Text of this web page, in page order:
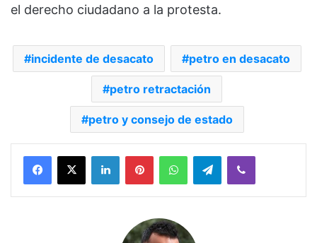
el derecho ciudadano a la protesta.
incidente de desacato petro en desacato
petro retractación
petro y consejo de estado
Facebook
X LinkedInPinterestWhatsAppTelegramViber